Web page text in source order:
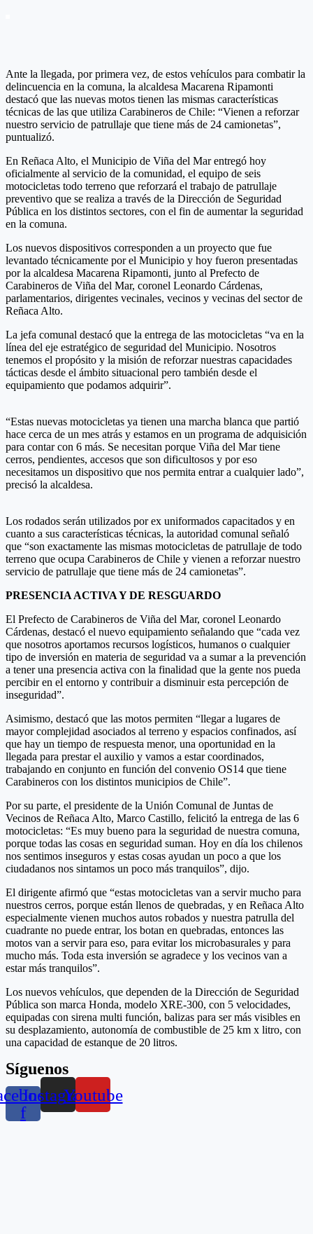
Ante la llegada, por primera vez, de estos vehículos para combatir la
delincuencia en la comuna, la alcaldesa Macarena Ripamonti
destacó que las nuevas motos tienen las mismas características
técnicas de las que utiliza Carabineros de Chile: “Vienen a reforzar
nuestro servicio de patrullaje que tiene más de 24 camionetas”,
puntualizó.
En Reñaca Alto, el Municipio de Viña del Mar entregó hoy
oficialmente al servicio de la comunidad, el equipo de seis
motocicletas todo terreno que reforzará el trabajo de patrullaje
preventivo que se realiza a través de la Dirección de Seguridad
Pública en los distintos sectores, con el fin de aumentar la seguridad
en la comuna.
Los nuevos dispositivos corresponden a un proyecto que fue
levantado técnicamente por el Municipio y hoy fueron presentadas
por la alcaldesa Macarena Ripamonti, junto al Prefecto de
Carabineros de Viña del Mar, coronel Leonardo Cárdenas,
parlamentarios, dirigentes vecinales, vecinos y vecinas del sector de
Reñaca Alto.
La jefa comunal destacó que la entrega de las motocicletas “va en la
línea del eje estratégico de seguridad del Municipio. Nosotros
tenemos el propósito y la misión de reforzar nuestras capacidades
tácticas desde el ámbito situacional pero también desde el
equipamiento que podamos adquirir”.
“Estas nuevas motocicletas ya tienen una marcha blanca que partió
hace cerca de un mes atrás y estamos en un programa de adquisición
para contar con 6 más. Se necesitan porque Viña del Mar tiene
cerros, pendientes, accesos que son dificultosos y por eso
necesitamos un dispositivo que nos permita entrar a cualquier lado”,
precisó la alcaldesa.
Los rodados serán utilizados por ex uniformados capacitados y en
cuanto a sus características técnicas, la autoridad comunal señaló
que “son exactamente las mismas motocicletas de patrullaje de todo
terreno que ocupa Carabineros de Chile y vienen a reforzar nuestro
servicio de patrullaje que tiene más de 24 camionetas”.
PRESENCIA ACTIVA Y DE RESGUARDO
El Prefecto de Carabineros de Viña del Mar, coronel Leonardo
Cárdenas, destacó el nuevo equipamiento señalando que “cada vez
que nosotros aportamos recursos logísticos, humanos o cualquier
tipo de inversión en materia de seguridad va a sumar a la prevención
a tener una presencia activa con la finalidad que la gente nos pueda
percibir en el entorno y contribuir a disminuir esta percepción de
inseguridad”.
Asimismo, destacó que las motos permiten “llegar a lugares de
mayor complejidad asociados al terreno y espacios confinados, así
que hay un tiempo de respuesta menor, una oportunidad en la
llegada para prestar el auxilio y vamos a estar coordinados,
trabajando en conjunto en función del convenio OS14 que tiene
Carabineros con los distintos municipios de Chile”.
Por su parte, el presidente de la Unión Comunal de Juntas de
Vecinos de Reñaca Alto, Marco Castillo, felicitó la entrega de las 6
motocicletas: “Es muy bueno para la seguridad de nuestra comuna,
porque todas las cosas en seguridad suman. Hoy en día los chilenos
nos sentimos inseguros y estas cosas ayudan un poco a que los
ciudadanos nos sintamos un poco más tranquilos”, dijo.
El dirigente afirmó que “estas motocicletas van a servir mucho para
nuestros cerros, porque están llenos de quebradas, y en Reñaca Alto
especialmente vienen muchos autos robados y nuestra patrulla del
cuadrante no puede entrar, los botan en quebradas, entonces las
motos van a servir para eso, para evitar los microbasurales y para
mucho más. Toda esta inversión se agradece y los vecinos van a
estar más tranquilos”.
Los nuevos vehículos, que dependen de la Dirección de Seguridad
Pública son marca Honda, modelo XRE-300, con 5 velocidades,
equipadas con sirena multi función, balizas para ser más visibles en
su desplazamiento, autonomía de combustible de 25 km x litro, con
una capacidad de estanque de 20 litros.
Síguenos
f
InstagramYoutube